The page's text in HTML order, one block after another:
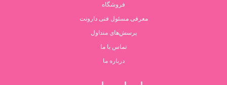
فروشگاه
معرفی مسئول فنی دارونت
پرسش‌های متداول
تماس با ما
درباره ما